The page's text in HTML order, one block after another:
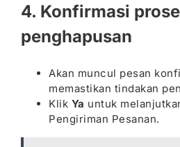
4. Konfirmasi
penghapusan
Akan muncul pesan
memastikan tindakan
Klik Ya untuk
Pengiriman Pesanan.